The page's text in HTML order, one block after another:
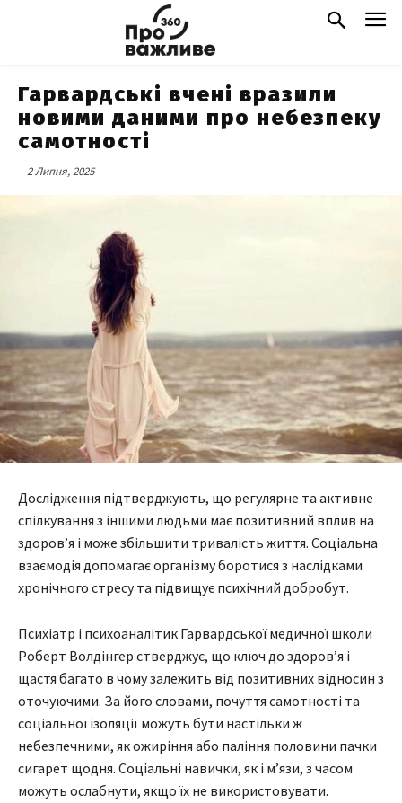
Гарвардські вчені вразили
новими даними про небезпеку
самотності
2 Липня, 2025
Дослідження підтверджують, що регулярне та активне
спілкування з іншими людьми має позитивний вплив на
здоров’я і може збільшити тривалість життя. Соціальна
взаємодія допомагає організму боротися з наслідками
хронічного стресу та підвищує психічний добробут.
Психіатр і психоаналітик Гарвардської медичної школи
Роберт Волдінгер стверджує, що ключ до здоров’я і
щастя багато в чому залежить від позитивних відносин з
оточуючими. За його словами, почуття самотності та
соціальної ізоляції можуть бути настільки ж
небезпечними, як ожиріння або паління половини пачки
сигарет щодня. Соціальні навички, як і м’язи, з часом
можуть ослабнути, якщо їх не використовувати.